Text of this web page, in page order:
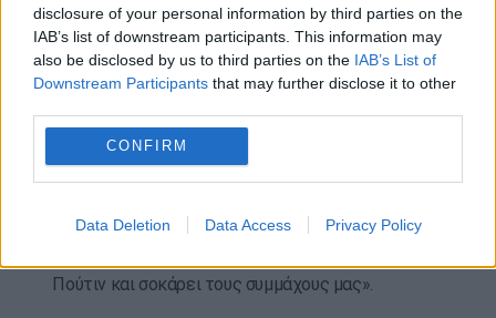
disclosure of your personal information by third parties on the
IAB’s list of downstream participants. This information may
also be disclosed by us to third parties on the IAB’s List of
Downstream Participants that may further disclose it to other
CONFIRM
Data Deletion Data Access Privacy Policy
Κατά την Πολωνία, η δράση του UPA ισοδυναμεί με
εθνοκάθαρση και γενοκτονία. Η Ουκρανία
αναγνωρίζει τις σφαγές αλλά απορρίπτει τον όρο
σύγκρουση με φόντο τον πόλεμο.
Ο πρωθυπουργός της Πολωνίας Ντόναλντ Τουσκ,
επίσης στην πλατφόρμα Χ: «η σύγκρουση μεταξύ
Πούτιν και σοκάρει τους συμμάχους μας».